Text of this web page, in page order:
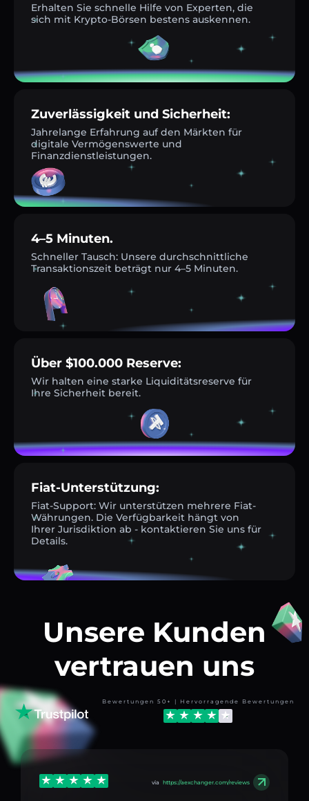
Erhalten Sie schnelle Hilfe von Experten, die
sich mit Krypto-Börsen bestens auskennen.
Zuverlässigkeit und Sicherheit:
Jahrelange Erfahrung auf den Märkten für
digitale Vermögenswerte und
Finanzdienstleistungen.
4–5 Minuten.
Schneller Tausch: Unsere durchschnittliche
Transaktionszeit beträgt nur 4–5 Minuten.
Über $100.000 Reserve:
Wir halten eine starke Liquiditätsreserve für
Ihre Sicherheit bereit.
Fiat-Unterstützung:
Fiat-Support: Wir unterstützen mehrere Fiat-
Währungen. Die Verfügbarkeit hängt von
Ihrer Jurisdiktion ab - kontaktieren Sie uns für
Details.
Unsere Kunden
vertrauen uns
Bewertungen 50+ | Hervorragende Bewertungen
via https://aexchanger.com/reviews